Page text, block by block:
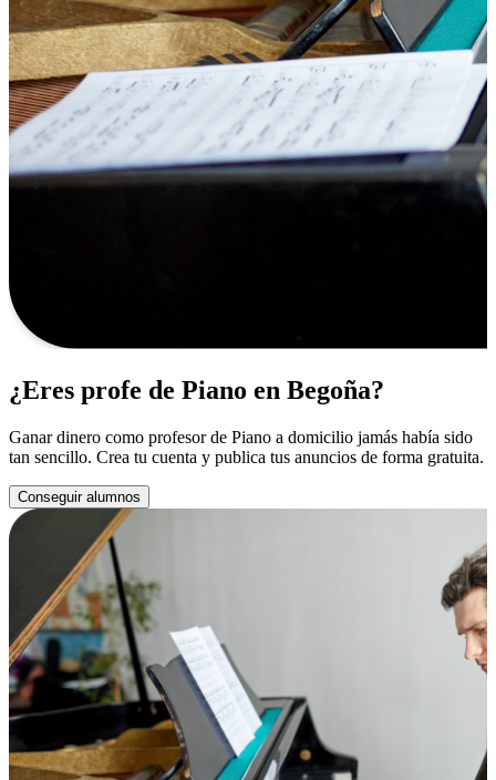
¿Eres profe de Piano en Begoña?
Ganar dinero como profesor de Piano a domicilio jamás había sido
tan sencillo. Crea tu cuenta y publica tus anuncios de forma gratuita.
Conseguir alumnos